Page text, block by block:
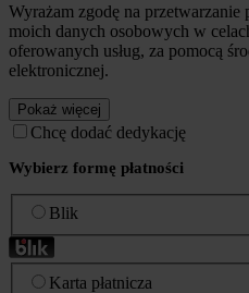
Wyrażam zgodę na
moich danych osobowych w
oferowanych usług, za pomocą
elektronicznej.
Pokaż więcej
Chcę dodać dedykację
Wybierz formę płatności
Blik
Karta płatnicza